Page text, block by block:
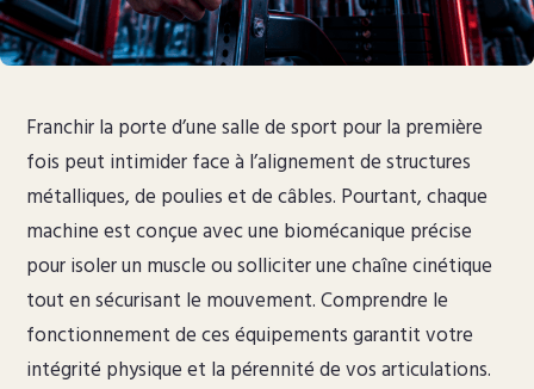
Franchir la porte d’une salle de sport pour la première
fois peut intimider face à l’alignement de structures
métalliques, de poulies et de câbles. Pourtant, chaque
machine est conçue avec une biomécanique précise
pour isoler un muscle ou solliciter une chaîne cinétique
tout en sécurisant le mouvement. Comprendre le
fonctionnement de ces équipements garantit votre
intégrité physique et la pérennité de vos articulations.